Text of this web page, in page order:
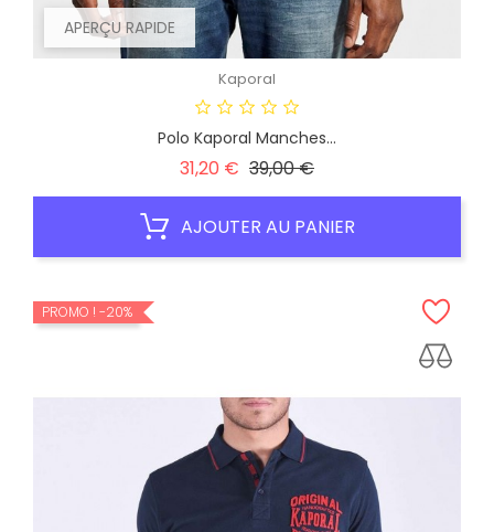
APERÇU RAPIDE
Kaporal
Polo Kaporal Manches...
31,20 € Prix
39,00 €Prix
AJOUTER AU PANIER
PROMO ! -20%